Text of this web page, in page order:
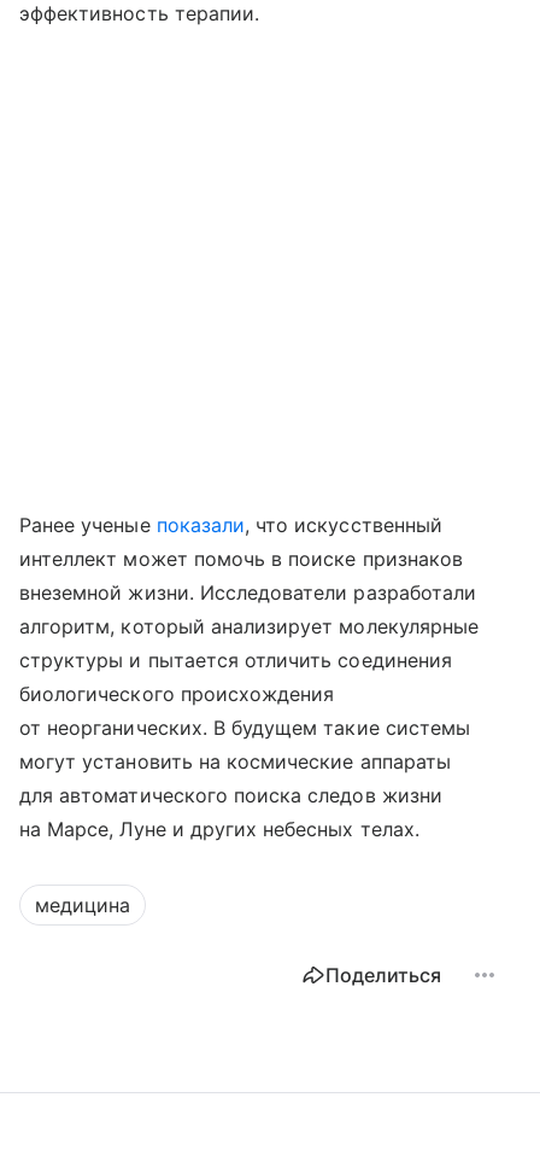
эффективность терапии.
Ранее ученые показали, что искусственный
интеллект может помочь в поиске признаков
внеземной жизни. Исследователи разработали
алгоритм, который анализирует молекулярные
структуры и пытается отличить соединения
биологического происхождения
от неорганических. В будущем такие системы
могут установить на космические аппараты
для автоматического поиска следов жизни
на Марсе, Луне и других небесных телах.
медицина
Поделиться